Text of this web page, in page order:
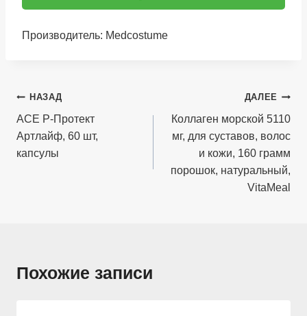
Производитель: Medcostume
Навигация
по
записям
НАЗАД
АСЕ Р-Протект
Артлайф, 60 шт,
капсулы
ДАЛЕЕ
Коллаген морской 5110
мг, для суставов, волос
и кожи, 160 грамм
порошок, натуральный,
VitaMeal
Похожие записи